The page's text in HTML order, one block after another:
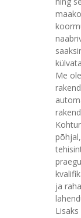
Me
ja